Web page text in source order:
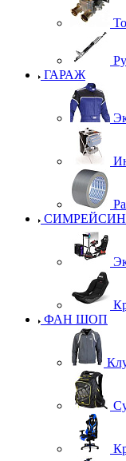
ГАРАЖ
ФАН ШОП